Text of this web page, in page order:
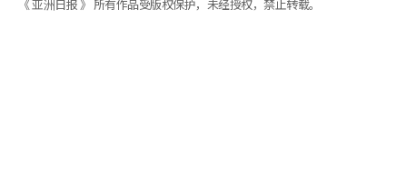
《 亚洲日报 》 所有作品受版权保护，未经授权，禁止转载。